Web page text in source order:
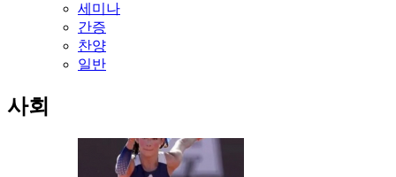
세미나
간증
찬양
일반
사회